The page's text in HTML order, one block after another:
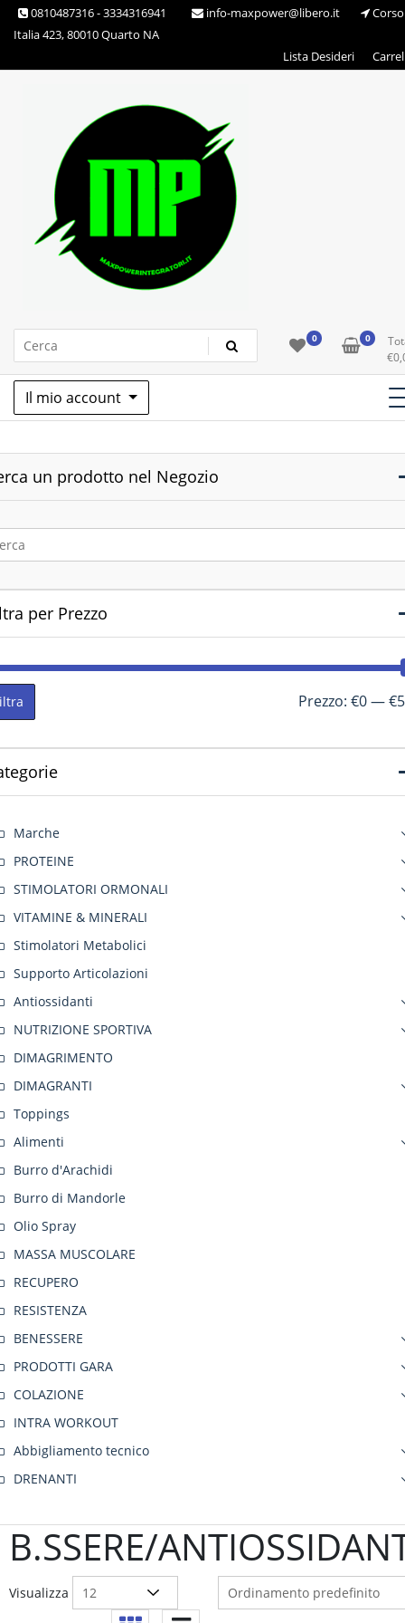
Skip 0810487316 - 3334316941 info-maxpower@libero.it
Corso
Italia 423, 80010 Quarto NA
Lista Desideri
Max Power Integratori 0 0
€
Il mio account
B.SSERE/
Visualizza
un prodotto nel Negozio
per Prezzo
Prezzo: €0—
Marche
PROTEINE
STIMOLATORI ORMONALI
VITAMINE & MINERALI
Stimolatori Metabolici
Supporto Articolazioni
Antiossidanti
NUTRIZIONE SPORTIVA
DIMAGRIMENTO
DIMAGRANTI
Toppings
Alimenti
Burro d'Arachidi
Burro di Mandorle
Olio Spray
MASSA MUSCOLARE
RECUPERO
RESISTENZA
BENESSERE
PRODOTTI GARA
COLAZIONE
INTRA WORKOUT
Abbigliamento tecnico
DRENANTI